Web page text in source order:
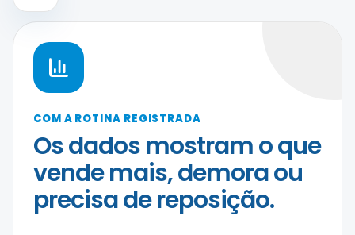
COM A ROTINA REGISTRADA
Os dados mostram o que
vende mais, demora ou
precisa de reposição.